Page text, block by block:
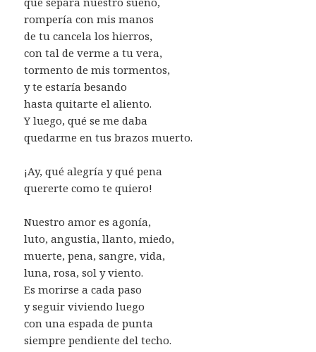
rompería con mis manos
de tu cancela los hierros,
con tal de verme a tu vera,
tormento de mis tormentos,
y te estaría besando
hasta quitarte el aliento.
Y luego, qué se me daba
quedarme en tus brazos muerto.
¡Ay, qué alegría y qué pena
quererte como te quiero!
Nuestro amor es agonía,
luto, angustia, llanto, miedo,
muerte, pena, sangre, vida,
luna, rosa, sol y viento.
Es morirse a cada paso
y seguir viviendo luego
con una espada de punta
siempre pendiente del techo.